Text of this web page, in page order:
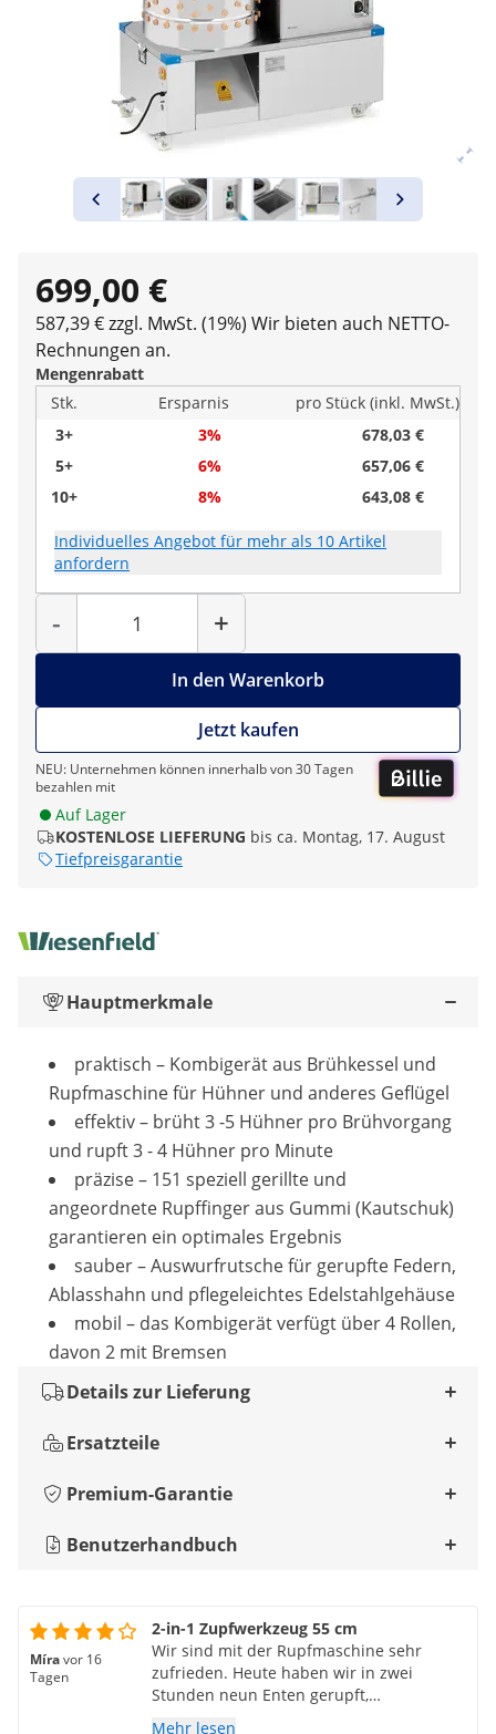
699,00 €
587,39 € zzgl. MwSt. (19%) Wir bieten auch NETTO-
Rechnungen an.
Mengenrabatt
Stk.
Ersparnis
pro Stück (inkl. MwSt.)
3+
3%
678,03 €
5+
6%
657,06 €
10+
8% 643,08 €
Individuelles Angebot für mehr als 10 Artikel
anfordern
-
Menge
+
In den Warenkorb
Jetzt kaufen
NEU: Unternehmen können innerhalb von 30 Tagen
bezahlen mit
Auf Lager
KOSTENLOSE LIEFERUNG bis ca. Montag, 17. August
Tiefpreisgarantie
Hauptmerkmale
praktisch – Kombigerät aus Brühkessel und
Rupfmaschine für Hühner und anderes Geflügel
effektiv – brüht 3 -5 Hühner pro Brühvorgang
und rupft 3 - 4 Hühner pro Minute
präzise – 151 speziell gerillte und
angeordnete Rupffinger aus Gummi (Kautschuk)
garantieren ein optimales Ergebnis
sauber – Auswurfrutsche für gerupfte Federn,
Ablasshahn und pflegeleichtes Edelstahlgehäuse
mobil – das Kombigerät verfügt über 4 Rollen,
davon 2 mit Bremsen
Details zur Lieferung
Ersatzteile
Premium-Garantie
Benutzerhandbuch
Míravor 16
Tagen
2-in-1 Zupfwerkzeug 55 cm
Wir sind mit der Rupfmaschine sehr
zufrieden. Heute haben wir in zwei
Stunden neun Enten gerupft,
ausgenommen und gesäubert. Der
Mehr lesen